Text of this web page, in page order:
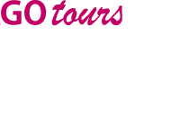
Dovolenkové kluby